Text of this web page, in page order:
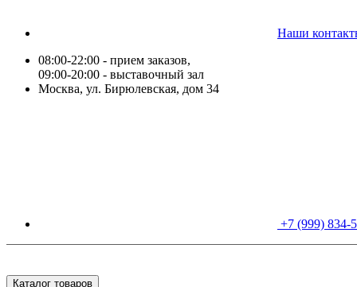
Наши
08:00-22:00 - прием заказов,
09:00-20:00 - выставочный зал
Москва, ул. Бирюлевская, дом 34
+7 (999) 834-
Каталог товаров